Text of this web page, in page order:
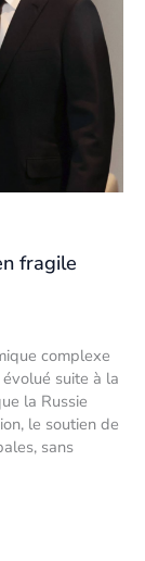
fragile
complexe
suite à la
la Russie
le soutien de
sans